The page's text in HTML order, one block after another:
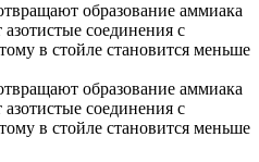
образование аммиака
соединения с
в стойле становится меньше
образование аммиака
соединения с
в стойле становится меньше